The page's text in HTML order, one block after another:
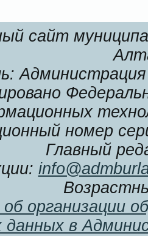
сайт
Администрация
номер
Главный
организации
данных в